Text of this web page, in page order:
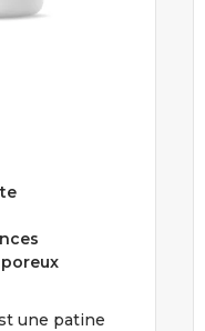
une patine